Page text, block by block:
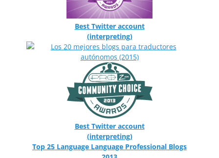
Best Twitter account
(interpreting)
Best Twitter account
(interpreting)
Top 25 Language Language Professional Blogs